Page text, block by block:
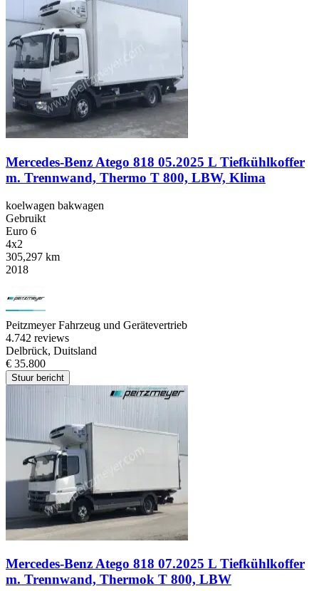
Mercedes-Benz Atego 818 05.2025 L Tiefkühlkoffer
m. Trennwand, Thermo T 800, LBW, Klima
koelwagen bakwagen
Gebruikt
Euro 6
4x2
305,297 km
2018
Peitzmeyer Fahrzeug und Gerätevertrieb
4.742 reviews
Delbrück, Duitsland
€ 35.800
Stuur bericht
Mercedes-Benz Atego 818 07.2025 L Tiefkühlkoffer
m. Trennwand, Thermok T 800, LBW